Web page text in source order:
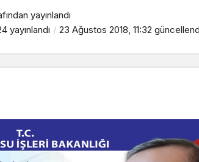
yayınlandı
yayınlandı 23 Ağustos 2018, 11:32